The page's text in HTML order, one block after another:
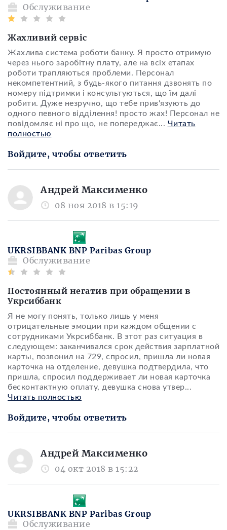
Обслуживание
Жахливий сервіс
Жахлива система роботи банку. Я просто отримую
через нього заробітну плату, але на всіх етапах
роботи трапляються проблеми. Персонал
некомпетентний, з будь-якого питання дзвонять по
номеру підтримки і консультуються, що їм далі
робити. Дуже незручно, що тебе прив'язують до
одного певного відділення! просто жах! Персонал не
повідомляє ні про що, не попереджає... Читать
полностью
Войдите, чтобы ответить
Андрей Максименко
08 ноя 2018 в 15:19
Обслуживание
UKRSIBBANK BNP Paribas Group
Постоянный негатив при обращении в
Укрсиббанк
Я не могу понять, только лишь у меня
отрицательные эмоции при каждом общении с
сотрудниками Укрсиббанк. В этот раз ситуация в
следующем: заканчивался срок действия зарплатной
карты, позвонил на 729, спросил, пришла ли новая
карточка на отделение, девушка подтвердила, что
пришла, спросил поддерживает ли новая карточка
бесконтактную оплату, девушка снова утвер...
Читать полностью
Войдите, чтобы ответить
Андрей Максименко
04 окт 2018 в 15:22
Обслуживание
UKRSIBBANK BNP Paribas Group